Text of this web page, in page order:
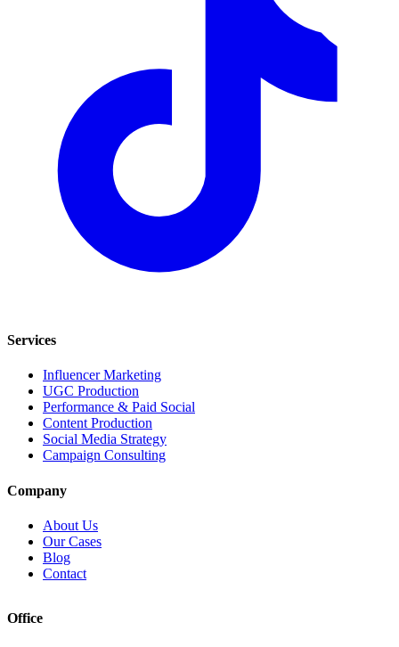
Services
Influencer Marketing
UGC Production
Performance & Paid Social
Content Production
Social Media Strategy
Campaign Consulting
Company
About Us
Our Cases
Blog
Contact
Office